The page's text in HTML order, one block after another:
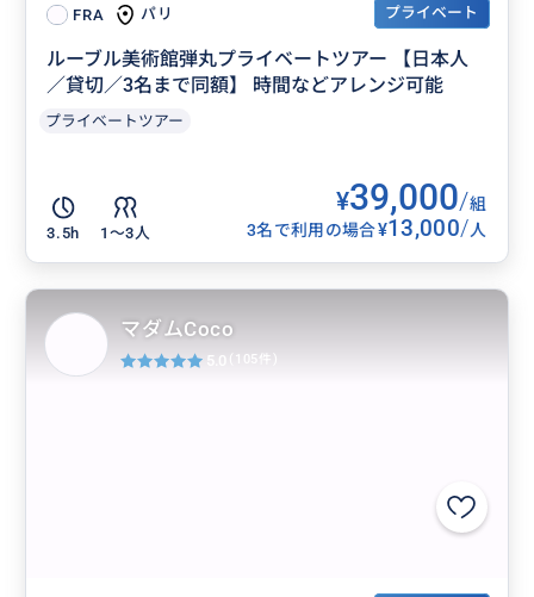
FRA パリ プライベート
ルーブル美術館弾丸プライベートツアー 【日本人
／貸切／3名まで同額】 時間などアレンジ可能
プライベートツアー
3.5h 1〜3人
¥39,000/組
3名で利用の場合¥13,000/人
マダムCoco
5.0 (105件)